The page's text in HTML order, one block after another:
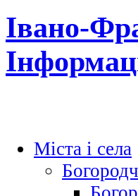
Івано-
Міста і села